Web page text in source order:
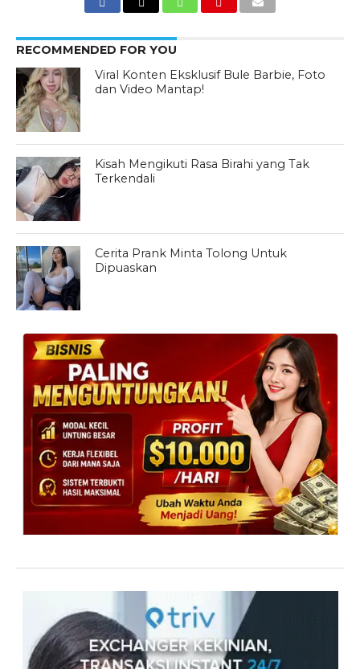
RECOMMENDED FOR YOU
Viral Konten Eksklusif Bule Barbie, Foto
dan Video Mantap!
Kisah Mengikuti Rasa Birahi yang Tak
Terkendali
Cerita Prank Minta Tolong Untuk
Dipuaskan